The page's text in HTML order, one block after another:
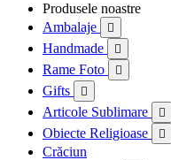
Produsele noastre
Ambalaje

Handmade 
Rame Foto 
Gifts 
Articole Sublimare 
Obiecte Religioase 
Crăciun